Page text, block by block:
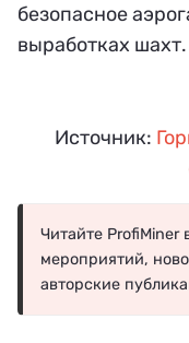
безопасное
выработках шахт.
Источник:
Читайте ProfiMiner
мероприятий,
авторские